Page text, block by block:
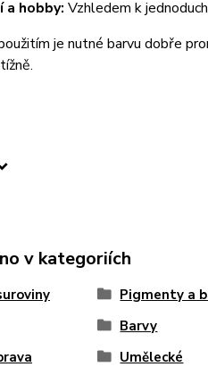
a hobby: Vzhledem k
je nutné barvu dobře
v kategoriích
Pigmenty a
Barvy
Umělecké